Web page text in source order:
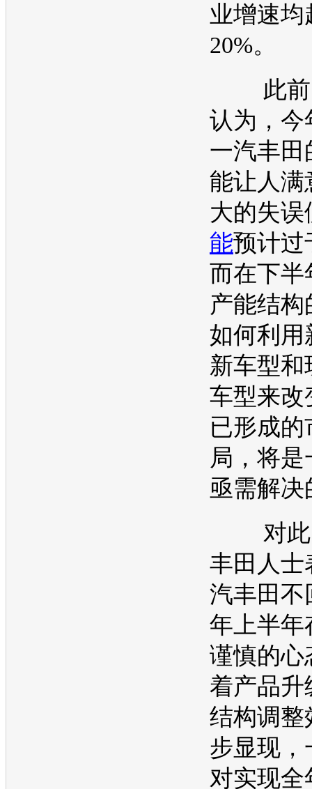
业增速均
20%。
此前
认为，今
一汽丰田
能让人满
大的失误
能预计过
而在下半
产能结构
如何利用
新车型和
车型来改
已形成的
局，将是
亟需解
对此
丰田 人
汽丰田不
年上半年
谨慎的心
着产品升
结构调整
步显现，
对实现全